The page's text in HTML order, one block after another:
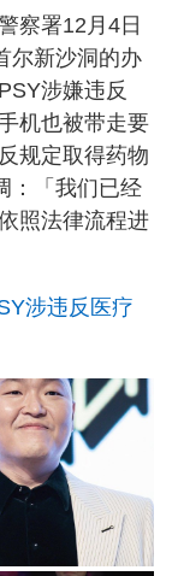
察署12月4日
尔新沙洞的办
涉嫌违反
机也被带走要
规定取得药物
：「我们已经
照法律流程进
涉违反医疗